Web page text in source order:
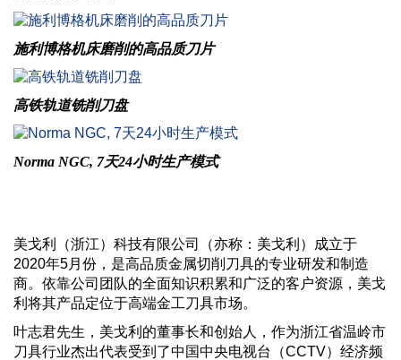
施利博格机床磨削的高品质刀片
高铁轨道铣削刀盘
Norma NGC, 7天24小时生产模式
美戈利（浙江）科技有限公司（亦称：美戈利）成立于
2020年5月份，是高品质金属切削刀具的专业研发和制造
商。依靠公司团队的全面知识积累和广泛的客户资源，美戈
利将其产品定位于高端金工刀具市场。
叶志君先生，美戈利的董事长和创始人，作为浙江省温岭市
刀具行业杰出代表受到了中国中央电视台（CCTV）经济频